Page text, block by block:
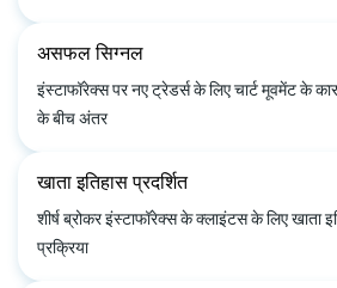
असफल सिग्नल
इंस्टाफॉरेक्स पर नए ट्रेडर्स के लिए चार्ट मूवमेंट के
के बीच अंतर
खाता इतिहास प्रदर्शित
शीर्ष ब्रोकर इंस्टाफॉरेक्स के क्लाइंटस के लिए खाता
प्रक्रिया